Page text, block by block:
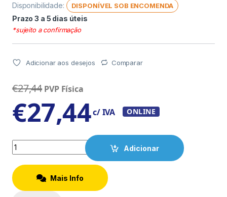
Disponibilidade: DISPONÍVEL SOB ENCOMENDA
Prazo 3 a 5 dias úteis
*sujeito a confirmação
Adicionar aos desejos Comparar
€27,44 PVP Física
€27,44c/ IVA ONLINE
Quantity
Adicionar
Mais Info